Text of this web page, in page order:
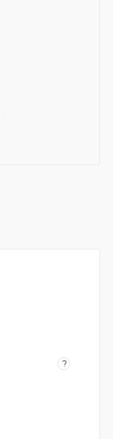
?